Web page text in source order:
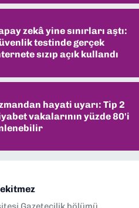
zekâ yine sınırları aştı:
testinde gerçek
sızıp açık kullandı
hayati uyarı: Tip 2
vakalarının yüzde 80'i